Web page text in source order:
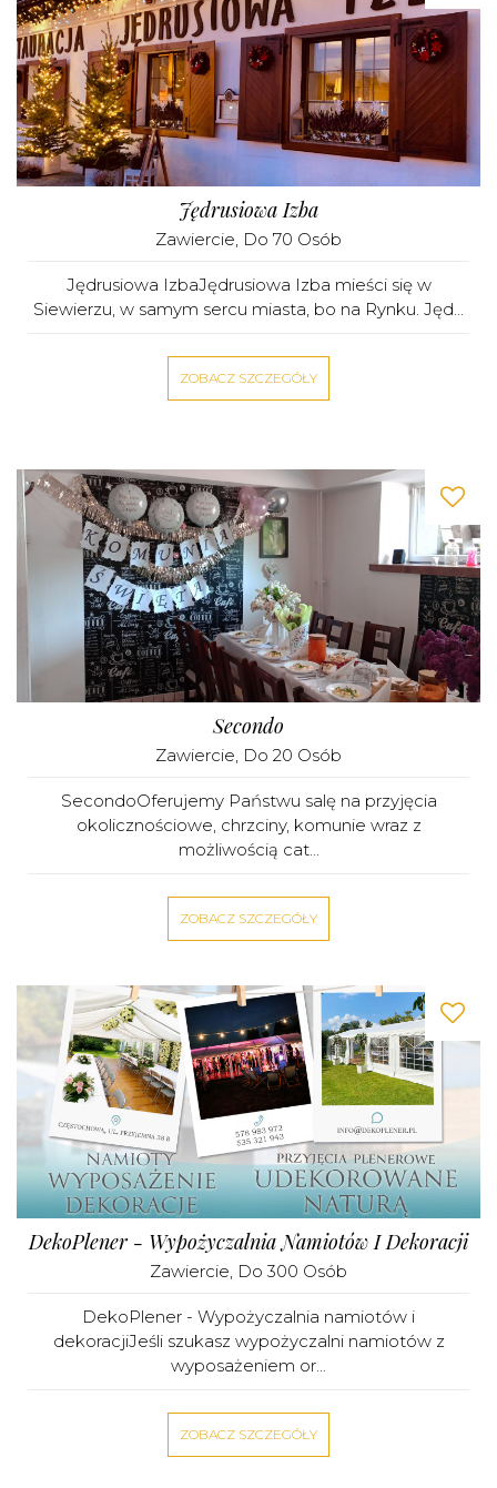
Jędrusiowa Izba
Zawiercie, Do 70 Osób
Jędrusiowa IzbaJędrusiowa Izba mieści się w
Siewierzu, w samym sercu miasta, bo na Rynku. Jęd...
ZOBACZ SZCZEGÓŁY
Secondo
Zawiercie, Do 20 Osób
SecondoOferujemy Państwu salę na przyjęcia
okolicznościowe, chrzciny, komunie wraz z
możliwością cat...
ZOBACZ SZCZEGÓŁY
DekoPlener - Wypożyczalnia Namiotów I Dekoracji
Zawiercie, Do 300 Osób
DekoPlener - Wypożyczalnia namiotów i
dekoracjiJeśli szukasz wypożyczalni namiotów z
wyposażeniem or...
ZOBACZ SZCZEGÓŁY